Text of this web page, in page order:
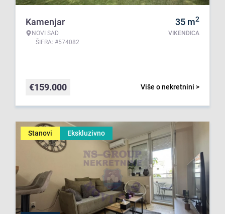
Kamenjar
NOVI SAD
ŠIFRA: #574082
35 m2
VIKENDICA
Više o nekretnini >
€159.000
Stanovi Ekskluzivno